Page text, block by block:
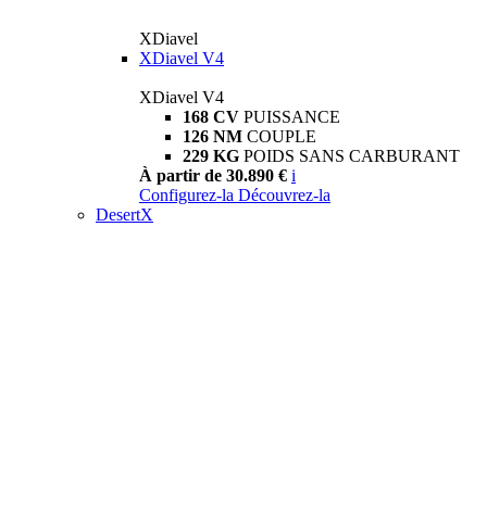
XDiavel
XDiavel V4
XDiavel V4
168 CV PUISSANCE
126 NM COUPLE
229 KG POIDS SANS CARBURANT
À partir de 30.890 € i
Configurez-la Découvrez-la
DesertX